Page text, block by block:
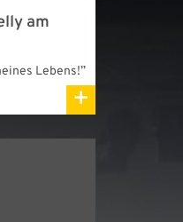
am
Lebens!”
+